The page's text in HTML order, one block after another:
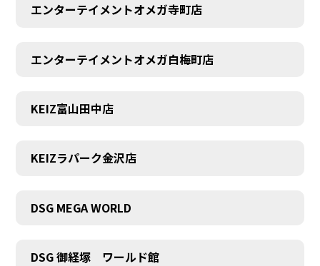
エンターテイメントオメガ寺町店
エンターテイメントオメガ白梅町店
KEIZ富山田中店
KEIZラパーク金沢店
DSG MEGA WORLD
DSG 御経塚 ワールド館